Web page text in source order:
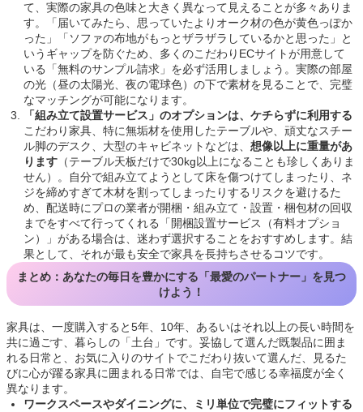
て、実際の家具の色味と大きく異なって見えることが多々ありま
す。「届いてみたら、思っていたよりオーク材の色が黄色っぽか
った」「ソファの布地がもっとザラザラしているかと思った」と
いうギャップを防ぐため、多くのこだわりECサイトが用意して
いる「無料のサンプル請求」を必ず活用しましょう。実際の部屋
の光（昼の太陽光、夜の電球色）の下で素材を見ることで、完璧
なマッチングが可能になります。
「組み立て設置サービス」のオプションは、ケチらずに利用する
こだわり家具、特に無垢材を使用したテーブルや、頑丈なスチー
ル脚のデスク、大型のキャビネットなどは、想像以上に重量があ
ります （テーブル天板だけで30kg以上になることも珍しくありま
せん）。自分で組み立てようとして床を傷つけてしまったり、ネ
ジを締めすぎて木材を割ってしまったりするリスクを避けるた
め、配送時にプロの業者が開梱・組み立て・設置・梱包材の回収
までをすべて行ってくれる「開梱設置サービス（有料オプショ
ン）」がある場合は、迷わず選択することをおすすめします。結
果として、それが最も安全で家具を長持ちさせるコツです。
まとめ：あなたの毎日を豊かにする「最愛のパートナー」を見つ
けよう！
家具は、一度購入すると5年、10年、あるいはそれ以上の長い時間を
共に過ごす、暮らしの「土台」です。妥協して選んだ既製品に囲ま
れる日常と、お気に入りのサイトでこだわり抜いて選んだ、見るた
びに心が躍る家具に囲まれる日常では、自宅で感じる幸福度が全く
異なります。
ワークスペースやダイニングに、ミリ単位で完璧にフィットする